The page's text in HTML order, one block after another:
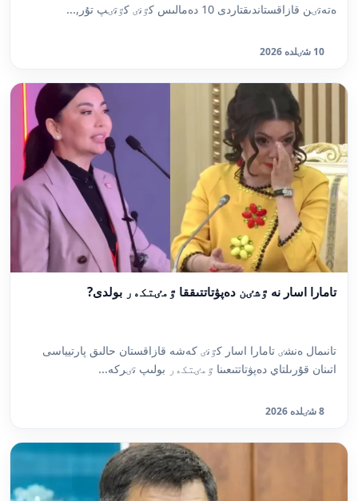
ەتەتٸن قازاقستاندىقتاردى 10 دەمالىس كٷنٸ كٷتٸپ تۇر,...
10 شٸلدە 2026
تامارا اسار نە ٷشٸن دەپۋتاتتىققا ٷمٸتكەر بولدى?
تانىمال ەنشٸ تامارا اسار كٷنٸ كەشە قازاقستان حالىق پارتيياسى
اتىنان قۇرىلتاي دەپۋتاتتىعىنا ٷمٸتكەر بولىپ تٸركە...
8 شٸلدە 2026